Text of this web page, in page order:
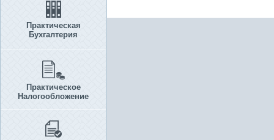
Практическая
Бухгалтерия
Практическое
Налогообложение